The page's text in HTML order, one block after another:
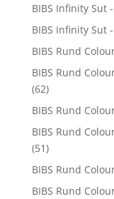
BIBS Infinity Sut
BIBS Infinity Sut
BIBS Rund
BIBS Rund
(62)
BIBS Rund
BIBS Rund
(51)
BIBS Rund
BIBS Rund